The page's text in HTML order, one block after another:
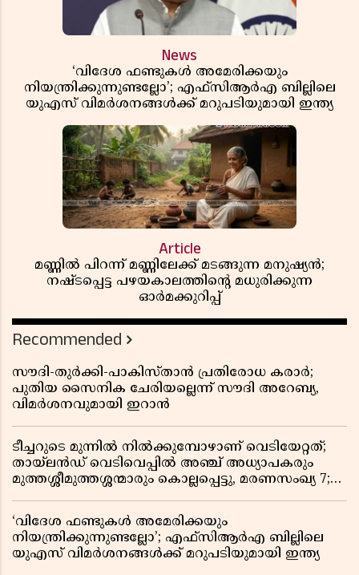
News
‘വിദേശ ഫണ്ടുകൾ അമേരിക്കയും
നിയന്ത്രിക്കുന്നുണ്ടല്ലോ’; എഫ്സിആർഎ ബില്ലിലെ
യുഎസ് വിമർശനങ്ങൾക്ക് മറുപടിയുമായി ഇന്ത്യ
Article
മണ്ണിൽ പിറന്ന് മണ്ണിലേക്ക് മടങ്ങുന്ന മനുഷ്യൻ;
നഷ്ടപ്പെട്ട പഴയകാലത്തിൻ്റെ മധുരിക്കുന്ന
ഓർമക്കുറിപ്പ്
Recommended
സൗദി-തുർക്കി-പാകിസ്താൻ പ്രതിരോധ കരാർ;
പുതിയ സൈനിക ചേരിയല്ലെന്ന് സൗദി അറേബ്യ,
വിമർശനവുമായി ഇറാൻ
ടീച്ചറുടെ മുന്നിൽ നിൽക്കുമ്പോഴാണ് വെടിയേറ്റത്;
തായ്‌ലൻഡ് വെടിവെപ്പിൽ അഞ്ച് അധ്യാപകരും
മുത്തശ്ശീമുത്തശ്ശന്മാരും കൊല്ലപ്പെട്ടു, മരണസംഖ്യ 7;
‘വിദേശ ഫണ്ടുകൾ അമേരിക്കയും
നിയന്ത്രിക്കുന്നുണ്ടല്ലോ’; എഫ്സിആർഎ ബില്ലിലെ
യുഎസ് വിമർശനങ്ങൾക്ക് മറുപടിയുമായി ഇന്ത്യ